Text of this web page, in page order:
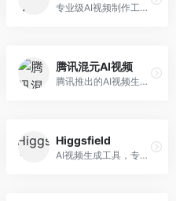
专业级AI视频制作工具，支持视频生成与编辑。面向影视制作人和创意工作者，提供文生视频、视频编辑、绿幕抠像等专业功能，视频处理能力强，适合专业创作场景。
腾讯混元AI视频
腾讯推出的AI视频生成工具，基于混元大模型。面向腾讯生态用户和内容创作者，支持文生视频、视频编辑等功能，与腾讯产品生态深度整合。
Higgsfield
AI视频生成工具，专注于高质量视频内容创作。面向视频创作者和营销人员，支持文生视频、视频编辑等功能，视频效果逼真，适合商业应用。